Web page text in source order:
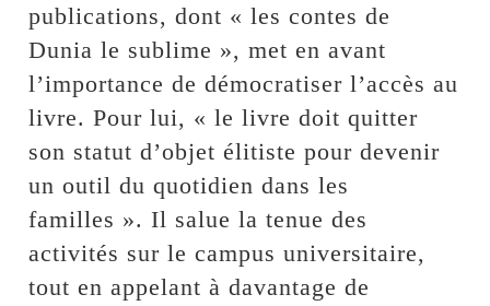
publications, dont « les contes de
Dunia le sublime », met en avant
l’importance de démocratiser l’accès au
livre. Pour lui, « le livre doit quitter
son statut d’objet élitiste pour devenir
un outil du quotidien dans les
familles ». Il salue la tenue des
activités sur le campus universitaire,
tout en appelant à davantage de